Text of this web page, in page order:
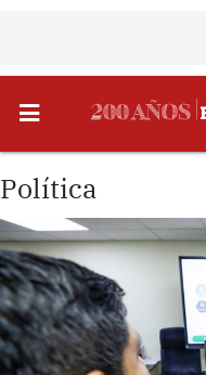
Política